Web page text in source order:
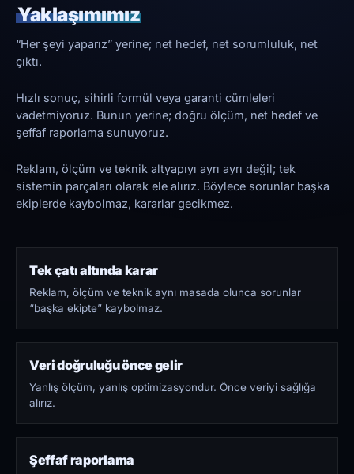
Yaklaşımımız
“Her şeyi yaparız” yerine; net hedef, net sorumluluk, net
çıktı.
Hızlı sonuç, sihirli formül veya garanti cümleleri
vadetmiyoruz. Bunun yerine; doğru ölçüm, net hedef ve
şeffaf raporlama sunuyoruz.
Reklam, ölçüm ve teknik altyapıyı ayrı ayrı değil; tek
sistemin parçaları olarak ele alırız. Böylece sorunlar başka
ekiplerde kaybolmaz, kararlar gecikmez.
Tek çatı altında karar
Reklam, ölçüm ve teknik aynı masada olunca sorunlar
“başka ekipte” kaybolmaz.
Veri doğruluğu önce gelir
Yanlış ölçüm, yanlış optimizasyondur. Önce veriyi sağlığa
alırız.
Şeffaf raporlama